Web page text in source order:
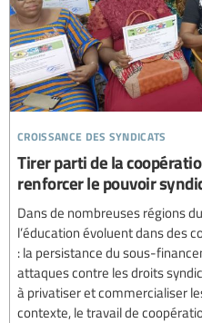
croissance des syndicats
Tirer parti de la
renforcer le pouvoir
Dans de nombreuses régions
l’éducation évoluent dans des
: la persistance du sous-
attaques contre les droits
à privatiser et commercialiser
contexte, le travail de